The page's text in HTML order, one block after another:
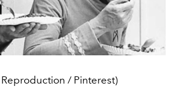
/ Pinterest)